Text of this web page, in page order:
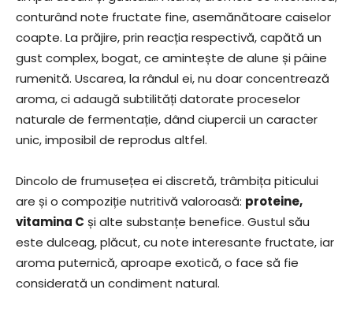
conturând note fructate fine, asemănătoare caiselor
coapte. La prăjire, prin reacția respectivă, capătă un
gust complex, bogat, ce amintește de alune și pâine
rumenită. Uscarea, la rândul ei, nu doar concentrează
aroma, ci adaugă subtilități datorate proceselor
naturale de fermentație, dând ciupercii un caracter
unic, imposibil de reprodus altfel.
Dincolo de frumusețea ei discretă, trâmbița piticului
are și o compoziție nutritivă valoroasă: proteine,
vitamina C și alte substanțe benefice. Gustul său
este dulceag, plăcut, cu note interesante fructate, iar
aroma puternică, aproape exotică, o face să fie
considerată un condiment natural.